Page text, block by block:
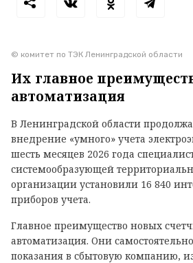
© комитет по ТЭК Ленинградской области
Их главное
автоматизация
В Ленинградской области
внедрение «умного» учета
шесть месяцев 2026 года
системообразующей
организации установили 16 840
приборов учета.
Главное преимущество новых
автоматизация. Они
показания в сбытовую компанию,